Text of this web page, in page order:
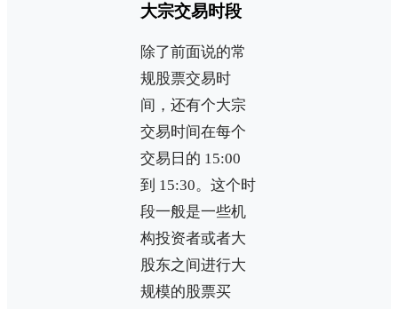
大宗交易时段
除了前面说的常
规股票交易时
间，还有个大宗
交易时间在每个
交易日的 15:00
到 15:30。这个时
段一般是一些机
构投资者或者大
股东之间进行大
规模的股票买